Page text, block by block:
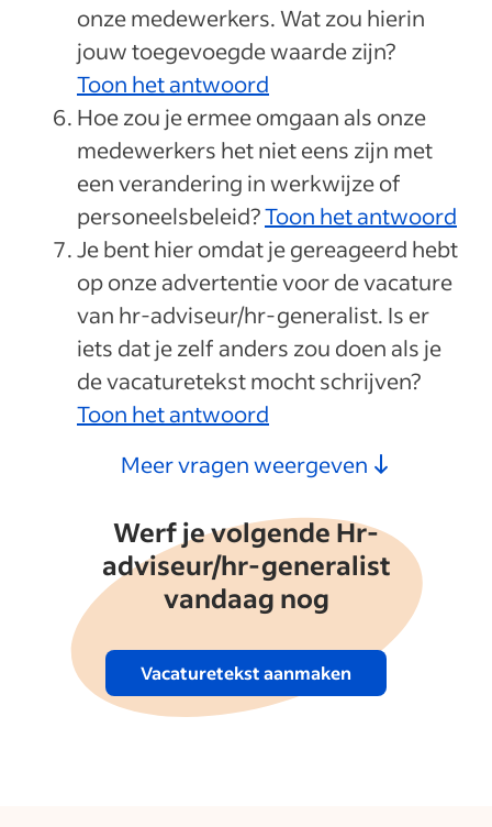
onze medewerkers. Wat zou hierin
jouw toegevoegde waarde zijn?
Toon het antwoord
Hoe zou je ermee omgaan als onze
medewerkers het niet eens zijn met
een verandering in werkwijze of
personeelsbeleid?Toon het antwoord
Je bent hier omdat je gereageerd hebt
op onze advertentie voor de vacature
van hr-adviseur/hr-generalist. Is er
iets dat je zelf anders zou doen als je
de vacaturetekst mocht schrijven?
Toon het antwoord
Meer vragen weergeven
Werf je volgende Hr-
adviseur/hr-generalist
vandaag nog
Vacaturetekst aanmaken